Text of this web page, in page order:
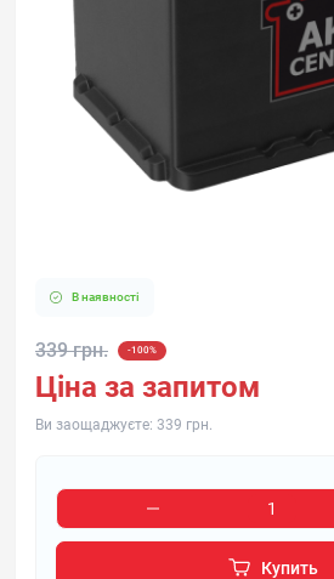
В наявності
339 грн. -100%
Ціна за запитом
Ви заощаджуєте: 339 грн.
Купить